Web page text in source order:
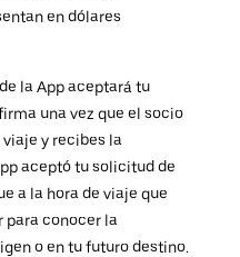
en dólares
la App aceptará tu
una vez que el socio
y recibes la
aceptó tu solicitud de
a la hora de viaje que
para conocer la
o en tu futuro destino.